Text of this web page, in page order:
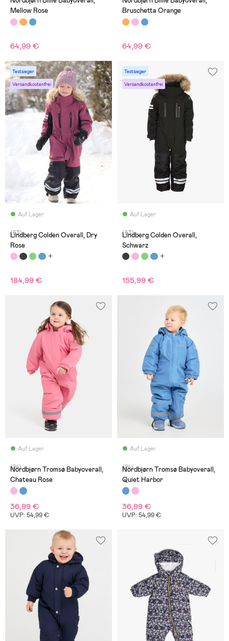
Mellow Rose
64,99 €
Bruschetta Orange
64,99 €
Testsieger
Versandkostenfrei
Auf Lager
(63)
Lindberg Colden Overall, Dry
Rose
184,99 €
Testsieger
Versandkostenfrei
Auf Lager
(63)
Lindberg Colden Overall,
Schwarz
155,99 €
Auf Lager
(24)
Nordbjørn Tromsø Babyoverall,
Chateau Rose
36,99 €
UVP: 54,99 €
Auf Lager
(24)
Nordbjørn Tromsø Babyoverall,
Quiet Harbor
36,99 €
UVP: 54,99 €